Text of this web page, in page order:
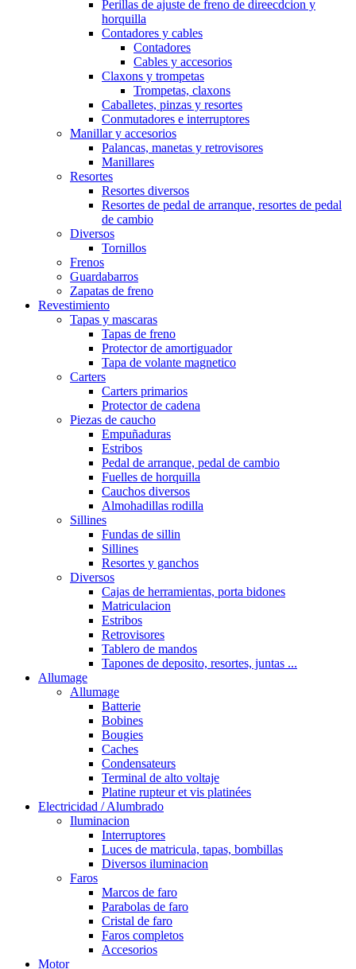
Perillas de ajuste de freno de direecdcion y
horquilla
Contadores y cables
Contadores
Cables y accesorios
Claxons y trompetas
Trompetas, claxons
Caballetes, pinzas y resortes
Conmutadores e interruptores
Manillar y accesorios
Palancas, manetas y retrovisores
Manillares
Resortes
Resortes diversos
Resortes de pedal de arranque, resortes de pedal
de cambio
Diversos
Tornillos
Frenos
Guardabarros
Zapatas de freno
Revestimiento
Tapas y mascaras
Tapas de freno
Protector de amortiguador
Tapa de volante magnetico
Carters
Carters primarios
Protector de cadena
Piezas de caucho
Empuñaduras
Estribos
Pedal de arranque, pedal de cambio
Fuelles de horquilla
Cauchos diversos
Almohadillas rodilla
Sillines
Fundas de sillin
Sillines
Resortes y ganchos
Diversos
Cajas de herramientas, porta bidones
Matriculacion
Estribos
Retrovisores
Tablero de mandos
Tapones de deposito, resortes, juntas ...
Allumage
Allumage
Batterie
Bobines
Bougies
Caches
Condensateurs
Terminal de alto voltaje
Platine rupteur et vis platinées
Electricidad / Alumbrado
Iluminacion
Interruptores
Luces de matricula, tapas, bombillas
Diversos iluminacion
Faros
Marcos de faro
Parabolas de faro
Cristal de faro
Faros completos
Accesorios
Motor